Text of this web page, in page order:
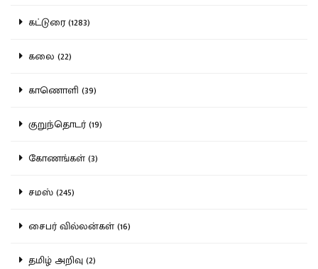
கட்டுரை (1283)
கலை (22)
காணொளி (39)
குறுந்தொடர் (19)
கோணங்கள் (3)
சமஸ் (245)
சைபர் வில்லன்கள் (16)
தமிழ் அறிவு (2)